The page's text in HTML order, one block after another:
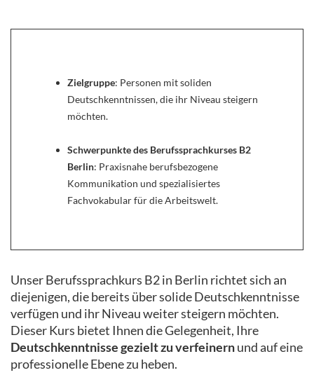
Zielgruppe: Personen mit soliden
Deutschkenntnissen, die ihr Niveau steigern
möchten.
Schwerpunkte des Berufssprachkurses B2
Berlin: Praxisnahe berufsbezogene
Kommunikation und spezialisiertes
Fachvokabular für die Arbeitswelt.
Unser Berufssprachkurs B2 in Berlin richtet sich an
diejenigen, die bereits über solide Deutschkenntnisse
verfügen und ihr Niveau weiter steigern möchten.
Dieser Kurs bietet Ihnen die Gelegenheit, Ihre
Deutschkenntnisse gezielt zu verfeinernund auf eine
professionelle Ebene zu heben.